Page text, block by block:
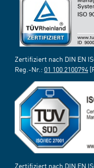
Zertifiziert nach DIN EN
Reg.-Nr.: 01 100 2100794
Zertifiziert nach DIN EN